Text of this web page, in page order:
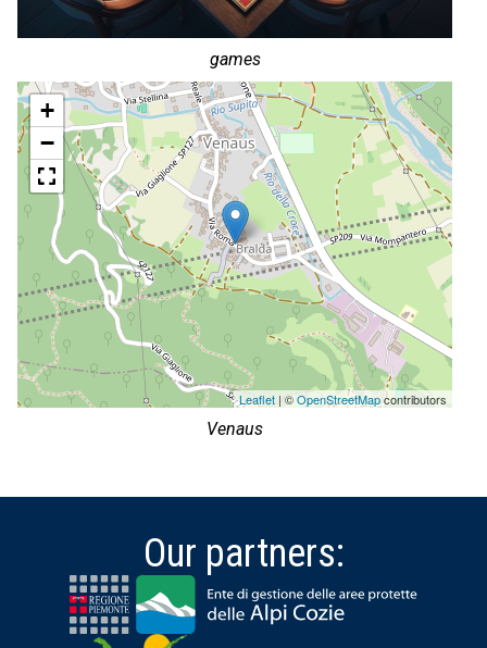
games
+
−
Leaflet | ©OpenStreetMapcontributors
Venaus
Our partners: